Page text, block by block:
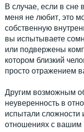
В случае, если в
меня не любит, это
собственную
вы испытываете
или подвержены
котором близкий
просто отражением
Другим возможным
неуверенность в
испытали сложности
отношениях с вашим